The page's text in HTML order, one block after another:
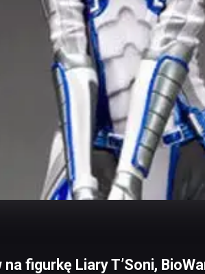
figurkę Liary T’Soni,